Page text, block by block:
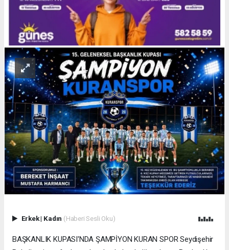
Erkek| Kadın (Haberi Sesli Oku)
BAŞKANLIK KUPASI'NDA ŞAMPİYON KURAN SPOR Seydişehir